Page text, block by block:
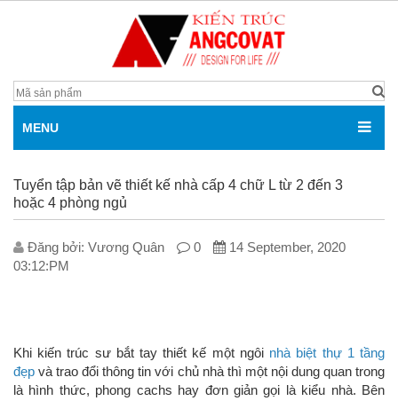
MENU
Tuyển tập bản vẽ thiết kế nhà cấp 4 chữ L từ 2 đến 3
hoặc 4 phòng ngủ
Đăng bởi: V­ương Quân 0
14 September, 2020
03:12:PM
Khi kiến trúc sư bắt tay thiết kế một ngôi nhà biệt thự 1 tầng
đẹp và trao đổi thông tin với chủ nhà thì một nội dung quan trong
là hình thức, phong cachs hay đơn giản gọi là kiểu nhà. Bên